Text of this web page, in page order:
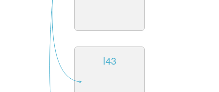
I43